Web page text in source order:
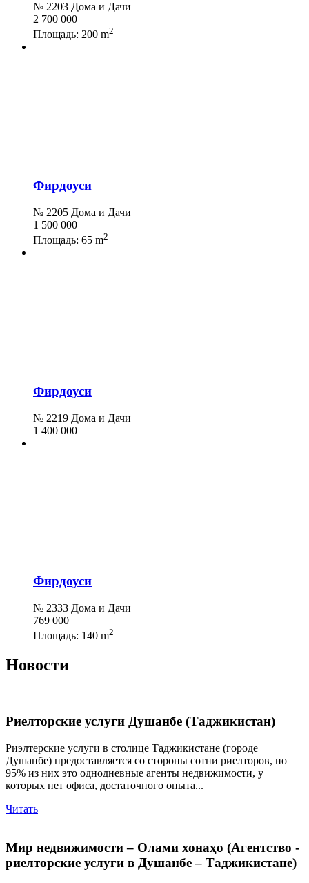
№ 2203 Дома и Дачи
2 700 000
Площадь: 200 m2
Фирдоуси
№ 2205 Дома и Дачи
1 500 000
Площадь: 65 m2
Фирдоуси
№ 2219 Дома и Дачи
1 400 000
Фирдоуси
№ 2333 Дома и Дачи
769 000
Площадь: 140 m2
Новости
Риелторские услуги Душанбе (Таджикистан)
Риэлтерские услуги в столице Таджикистане (городе
Душанбе) предоставляется со стороны сотни риелторов, но
95% из них это однодневные агенты недвижимости, у
которых нет офиса, достаточного опыта...
Читать
Мир недвижимости – Олами хонаҳо (Агентство -
риелторские услуги в Душанбе – Таджикистане)